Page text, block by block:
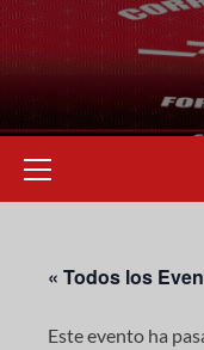
« Todos los
Este evento ha